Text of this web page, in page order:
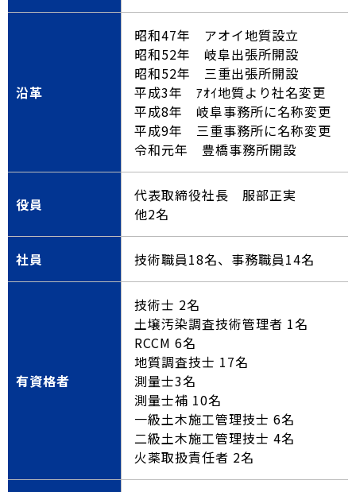
沿革
昭和47年 アオイ地質設立
昭和52年 岐阜出張所開設
昭和52年 三重出張所開設
平成3年 ｱｵｲ地質より社名変更
平成8年 岐阜事務所に名称変更
平成9年 三重事務所に名称変更
令和元年 豊橋事務所開設
役員
代表取締役社長 服部正実
他2名
社員 技術職員18名、事務職員14名
有資格者
技術士 2名
土壌汚染調査技術管理者 1名
RCCM 6名
地質調査技士 17名
測量士3名
測量士補 10名
一級土木施工管理技士 6名
二級土木施工管理技士 4名
火薬取扱責任者 2名